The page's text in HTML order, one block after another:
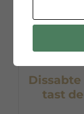
Dissabte
tast